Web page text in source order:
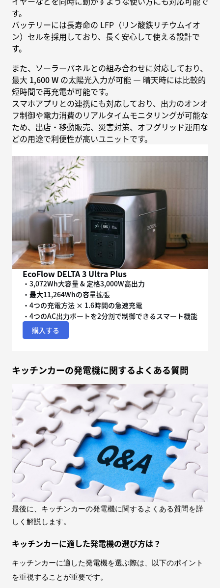
す。
バッテリーには長寿命の LFP（リン酸鉄リチウムイオ
ン）セルを採用しており、長く安心して使える設計で
す。
また、ソーラーパネルとの組み合わせに対応しており、
最大 1,600 W の太陽光入力が可能 — 晴天時には比較的
短時間で再充電が可能です。
スマホアプリとの連携にも対応しており、出力のオンオ
フ制御や電力消費のリアルタイムモニタリングが可能な
ため、出店・移動販売、災害対策、オフグリッド運用な
どの用途で利便性が高いユニットです。
EcoFlow DELTA 3 Ultra Plus
・3,072Wh大容量 & 定格3,000W高出力
・最大11,264Whの容量拡張
・4つの充電方法 × 1.6時間の急速充電
・4つのAC出力ポートを2分割で制御できるスマート機能
購入する
キッチンカーの発電機に関するよくある質問
最後に、キッチンカーの発電機に関するよくある質問を詳
しく解説します。
キッチンカーに適した発電機の選び方は？
キッチンカーに適した発電機を選ぶ際は、以下のポイント
を重視することが重要です。